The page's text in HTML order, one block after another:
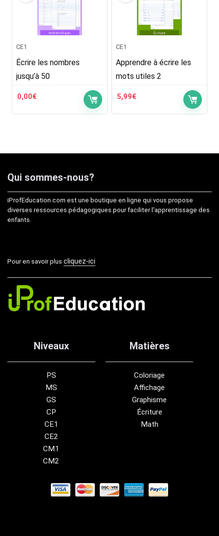
CE1
Écrire les nombres
jusqu’à 50
0,00€
CE1
Apprendre à écrire les
mots utiles 2
5,99€
Qui sommes-nous?
iProfEducation.com est une boutique en ligne qui vous propose
diverses ressources pédagogiques pour faciliter l'apprentissage des
enfants.
Pour en savoir plus cliquez-ici
Niveaux
PS
MS
GS
CP
CE1
CE2
CM1
CM2
Matières
Coloriage
Affichage
Graphisme
Écriture
Math